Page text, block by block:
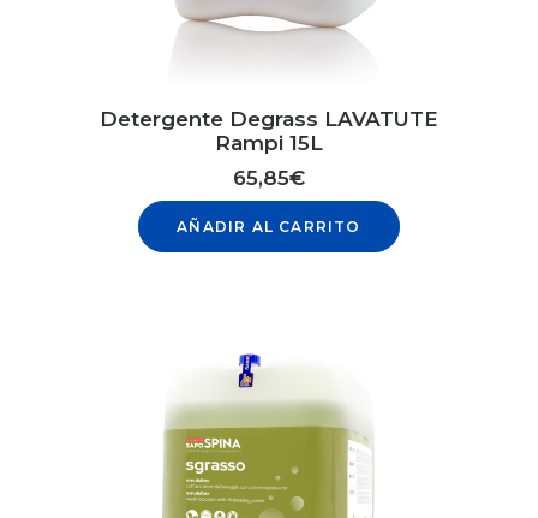
Detergente Degrass LAVATUTE
Rampi 15L
65,85€
AÑADIR AL CARRITO